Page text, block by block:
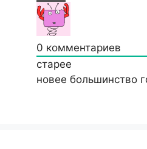
0 комментариев
старее
новее большинство